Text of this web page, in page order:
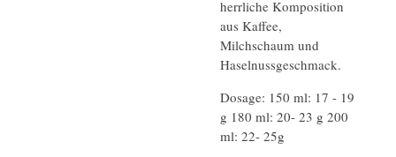
herrliche Komposition
aus Kaffee,
Milchschaum und
Haselnussgeschmack.
Dosage: 150 ml: 17 - 19
g 180 ml: 20- 23 g 200
ml: 22- 25g